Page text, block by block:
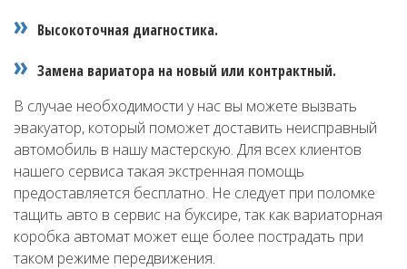
Высокоточная диагностика.
Замена вариатора на новый или контрактный.
В случае необходимости у нас вы можете вызвать
эвакуатор, который поможет доставить неисправный
автомобиль в нашу мастерскую. Для всех клиентов
нашего сервиса такая экстренная помощь
предоставляется бесплатно. Не следует при поломке
тащить авто в сервис на буксире, так как вариаторная
коробка автомат может еще более пострадать при
таком режиме передвижения.